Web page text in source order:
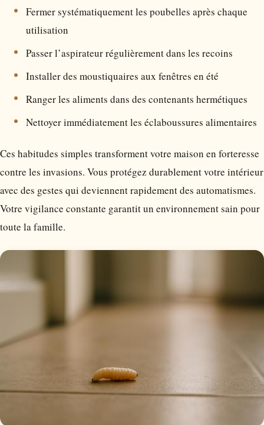
Fermer systématiquement les poubelles après chaque
utilisation
Passer l’aspirateur régulièrement dans les recoins
Installer des moustiquaires aux fenêtres en été
Ranger les aliments dans des contenants hermétiques
Nettoyer immédiatement les éclaboussures alimentaires
Ces habitudes simples transforment votre maison en forteresse
contre les invasions. Vous protégez durablement votre intérieur
avec des gestes qui deviennent rapidement des automatismes.
Votre vigilance constante garantit un environnement sain pour
toute la famille.